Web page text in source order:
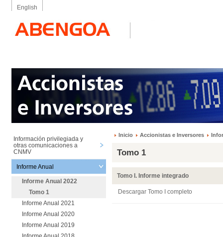
English
Información privilegiada y
otras comunicaciones a
CNMV
Informe Anual
Informe Anual 2022
Tomo 1
Informe Anual 2021
Informe Anual 2020
Informe Anual 2019
Inicio Accionistas e Inversores
Tomo 1
Tomo I. Informe integrado
Descargar Tomo I completo